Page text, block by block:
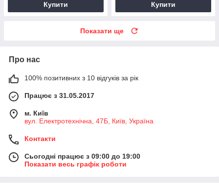
Купити Купити
Показати ще
Про нас
100% позитивних з 10 відгуків за рік
Працює з 31.05.2017
м. Київ
вул. Електротехнічна, 47Б, Київ, Україна
Контакти
Сьогодні працює з 09:00 до 19:00
Показати весь графік роботи